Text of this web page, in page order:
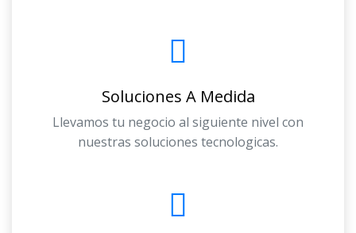
Soluciones A Medida
Llevamos tu negocio al siguiente nivel con
nuestras soluciones tecnologicas.